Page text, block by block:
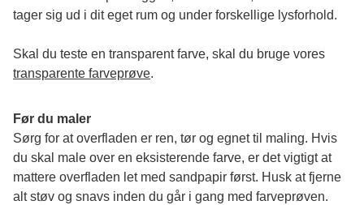
tager sig ud i dit eget rum og under forskellige lysforhold.
transparente farveprøve.
Før du maler
Sørg for at overfladen er ren, tør og egnet til maling. Hvis
du skal male over en eksisterende farve, er det vigtigt at
mattere overfladen let med sandpapir først. Husk at fjerne
alt støv og snavs inden du går i gang med farveprøven.